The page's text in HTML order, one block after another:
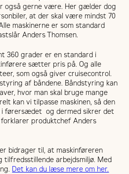
også gerne være. Her gælder dog
at der skal være mindst 70
maskinerne er som standard
Anders Thomsen.
360 grader er en standard i
sætter pris på. Og alle
som også giver cruisecontrol.
af båndene. Båndstyring kan
hvor man skal bruge mange
kan vi tilpasse maskinen, så den
i førersædet og dermed sikrer det
forklarer produktchef Anders
bidrager til, at maskinføreren
arbejdsmiljø. Med
Det kan du læse mere om her.